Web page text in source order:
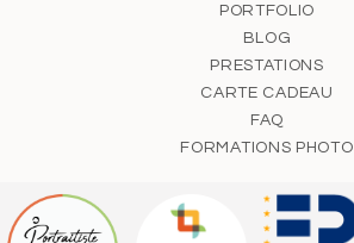
PORTFOLIO
BLOG
PRESTATIONS
CARTE CADEAU
FAQ
FORMATIONS PHOTO